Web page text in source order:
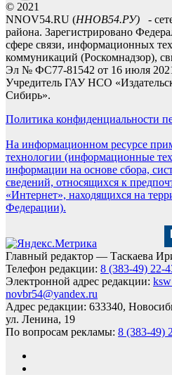
© 2021
NNOV54.RU (ННОВ54.РУ) -
района. Зарегистрировано
сфере связи, информационных
коммуникаций (Роскомнадзор),
Эл № ФС77-81542 от 16 июля
Учредитель ГАУ НСО
Сибирь».
Политика конфиденциальности
На информационном ресурсе
технологии (информационные
информации на основе сбора,
сведений, относящихся к
«Интернет», находящихся на
Федерации).
Главный редактор — Таскаева
Телефон редакции: 8 (383-49) 22-
Электронной адрес редакции:
novbr54@yandex.ru
Адрес редакции: 633340,
ул. Ленина, 19
По вопросам рекламы: 8 (383-49)